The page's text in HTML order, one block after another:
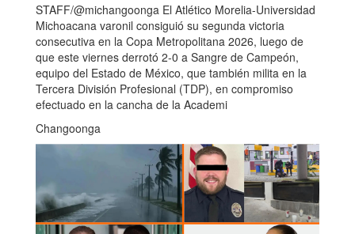
STAFF/@michangoonga El Atlético Morelia-Universidad
Michoacana varonil consiguió su segunda victoria
consecutiva en la Copa Metropolitana 2026, luego de
que este viernes derrotó 2-0 a Sangre de Campeón,
equipo del Estado de México, que también milita en la
Tercera División Profesional (TDP), en compromiso
efectuado en la cancha de la Academi
Changoonga